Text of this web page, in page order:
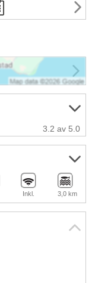
3.2 av 5.0
Inkl. 3,0 km